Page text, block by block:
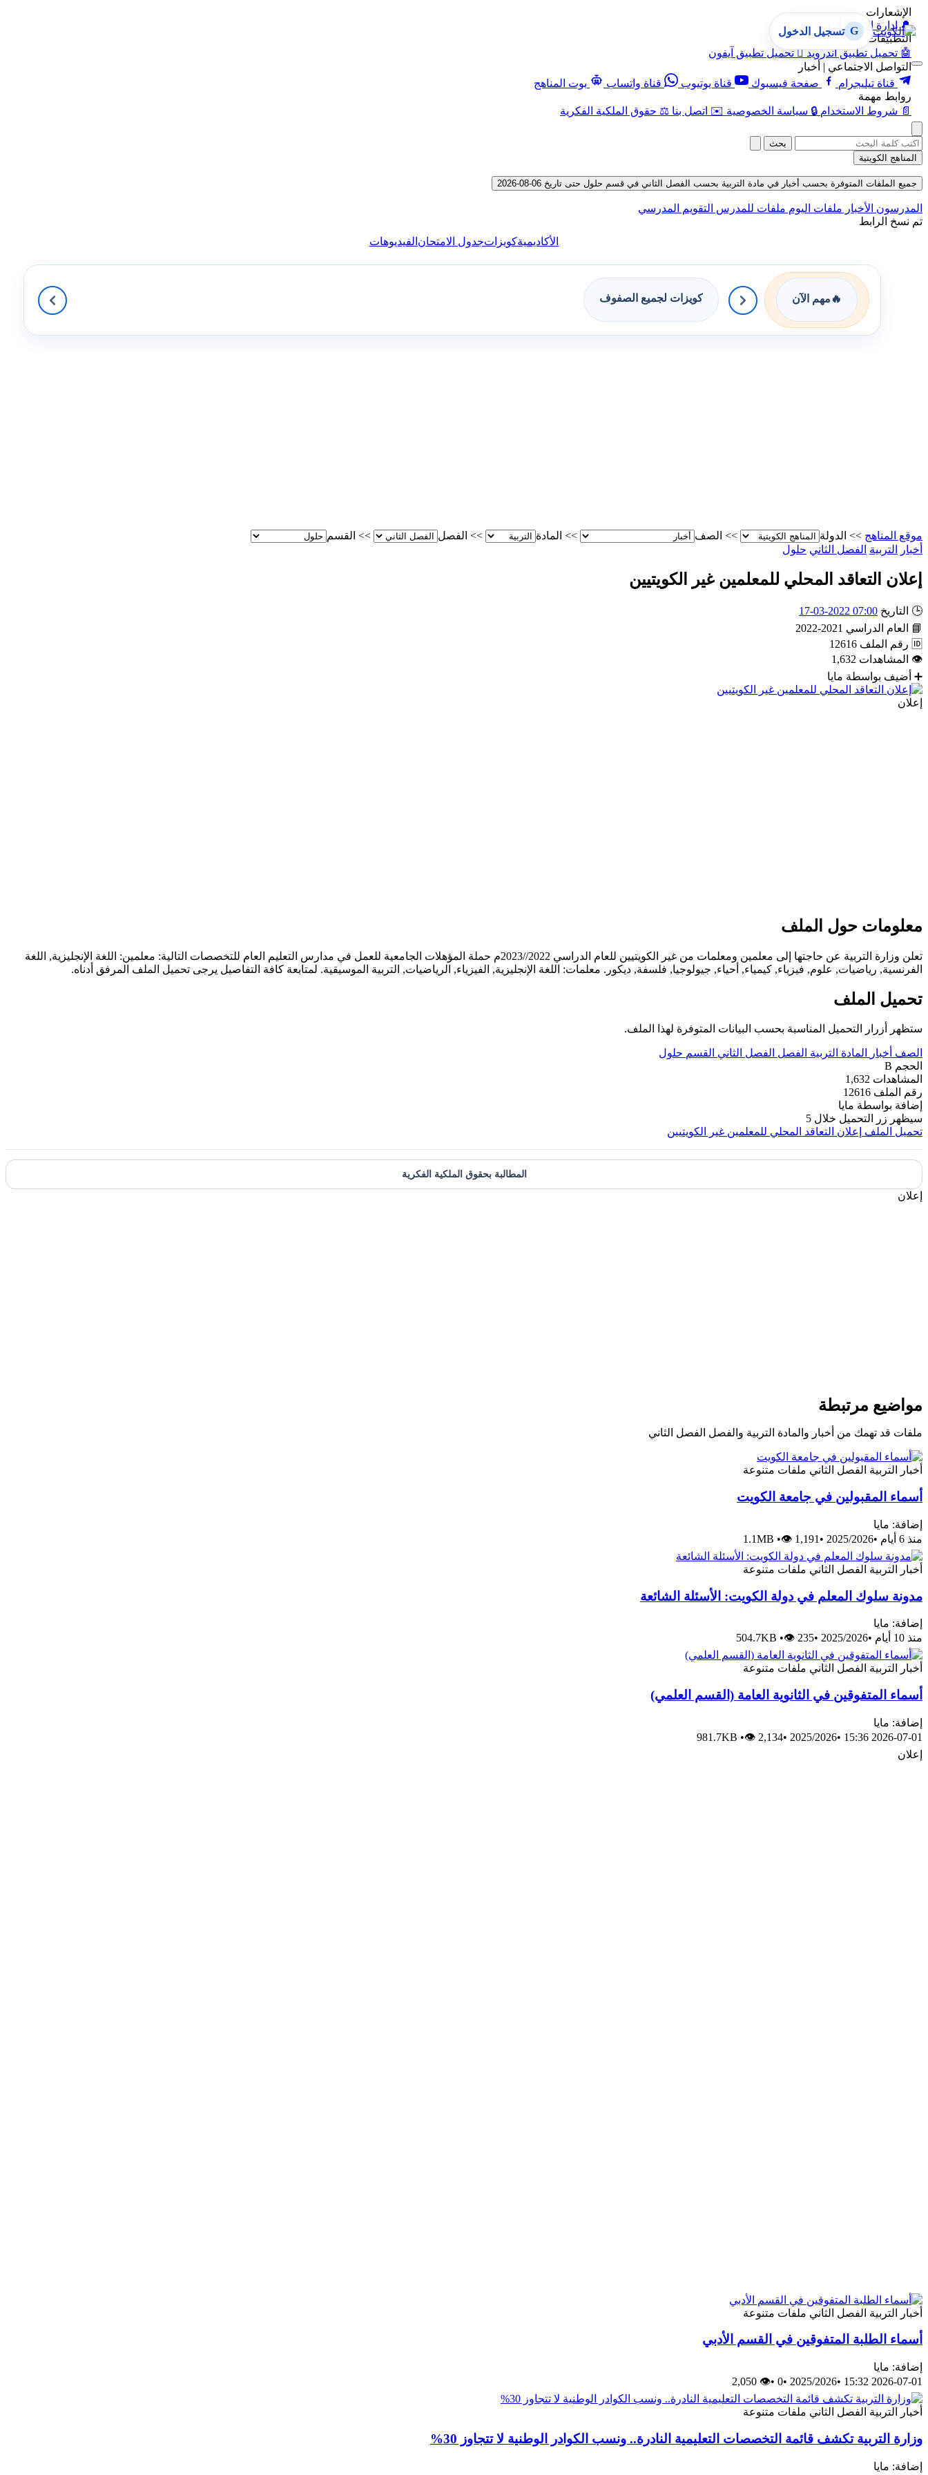
الإشعارات
🔔 إدارة الإشعارات
التطبيقات
🤖 تحميل تطبيق أندرويد  تحميل تطبيق آيفون
التواصل الاجتماعي | أخبار
قناة تيليجرام
صفحة فيسبوك قناة يوتيوب قناة واتساب
بوت المناهج
روابط مهمة
📄 شروط الاستخدام 🔒 سياسة الخصوصية ✉️ اتصل بنا ⚖️ حقوق الملكية الفكرية
G تسجيل الدخول
بحث
المناهج الكويتية
جميع الملفات المتوفرة بحسب أخبار في مادة التربية بحسب الفصل الثاني في قسم حلول حتى تاريخ 06-08-2026
المدرسون الأخبار ملفات اليوم ملفات للمدرس التقويم المدرسي
تم نسخ الرابط
الأكاديميةكويزاتجدول الامتحان الفيديوهات
🔥 مهم الآن كويزات لجميع الصفوف
موقع المناهج >> الدولة >> الصف >> المادة >> الفصل >> القسم
أخبار
التربية الفصل الثاني حلول
إعلان التعاقد المحلي للمعلمين غير الكويتيين
🕒 التاريخ 07:00 2022-03-17
📘
العام الدراسي 2021-2022
🆔 رقم الملف 12616
👁 المشاهدات 1,632
➕ أضيف بواسطة مايا
إعلان
معلومات حول الملف
تعلن وزارة التربية عن حاجتها إلى معلمين ومعلمات من غير الكويتيين للعام الدراسي 2022//2023م حملة المؤهلات الجامعية للعمل في مدارس التعليم العام للتخصصات التالية: معلمين: اللغة الإنجليزية, اللغة
الفرنسية, رياضيات, علوم, فيزياء, كيمياء, أحياء, جيولوجيا, فلسفة, ديكور. معلمات: اللغة الإنجليزية, الفيزياء, الرياضيات, التربية الموسيقية. لمتابعة كافة التفاصيل يرجى تحميل الملف المرفق أدناه.
تحميل الملف
ستظهر أزرار التحميل المناسبة بحسب البيانات المتوفرة لهذا الملف.
الصف أخبار المادة التربية الفصل الفصل الثاني القسم حلول
الحجم B
المشاهدات 1,632
رقم الملف 12616
إضافة بواسطة مايا
سيظهر زر التحميل خلال 5
تحميل الملف
إعلان التعاقد المحلي للمعلمين غير الكويتيين
المطالبة بحقوق الملكية الفكرية
إعلان
مواضيع مرتبطة
ملفات قد تهمك من أخبار والمادة التربية والفصل الفصل الثاني
أخبار التربية الفصل الثاني ملفات متنوعة
أسماء المقبولين في جامعة الكويت
إضافة: مايا
منذ 6 أيام
•
2025/2026
•
1.1MB •👁 1,191
أخبار التربية الفصل الثاني ملفات متنوعة
مدونة سلوك المعلم في دولة الكويت: الأسئلة الشائعة
إضافة: مايا
منذ 10 أيام
•
2025/2026
•
504.7KB •👁 235
أخبار التربية الفصل الثاني ملفات متنوعة
أسماء المتفوقين في الثانوية العامة (القسم العلمي)
إضافة: مايا
2026-07-01 15:36
•
2025/2026
•
981.7KB •👁 2,134
إعلان
أخبار التربية الفصل الثاني ملفات متنوعة
أسماء الطلبة المتفوقين في القسم الأدبي
إضافة: مايا
2026-07-01 15:32
•
2025/2026
•
0
•
👁 2,050
أخبار التربية الفصل الثاني ملفات متنوعة
وزارة التربية تكشف قائمة التخصصات التعليمية النادرة.. ونسب الكوادر الوطنية لا تتجاوز 30%
إضافة: مايا